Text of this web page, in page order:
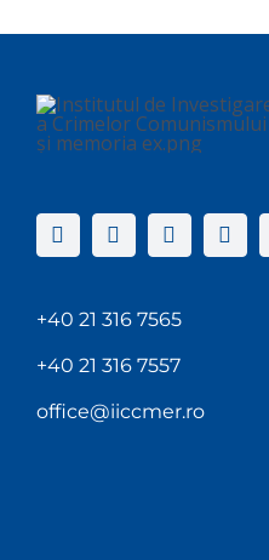
+40 21 316 7565
+40 21 316 7557
office@iiccmer.ro